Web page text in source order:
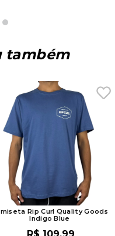
também
Rip Curl Quality Goods
Indigo Blue
R$ 109,99